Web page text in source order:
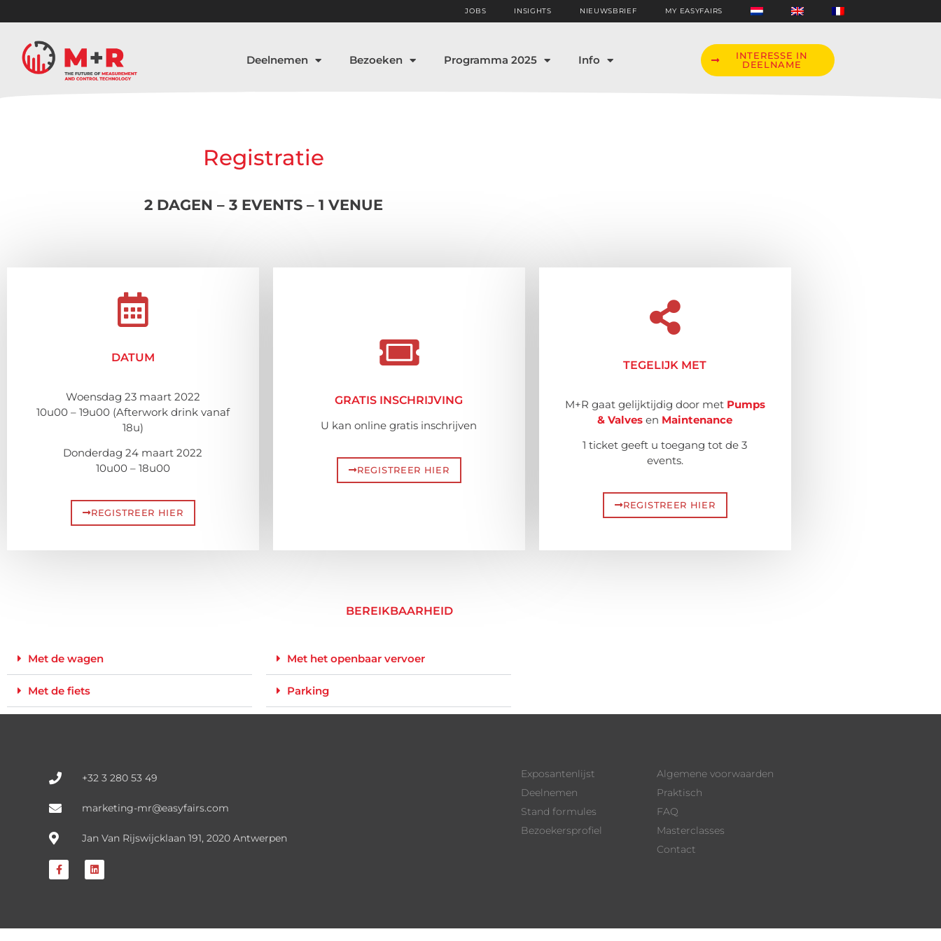
JOBS INSIGHTS NIEUWSBRIEF MY EASYFAIRS
Deelnemen Bezoeken Programma 2025 Info
INTERESSE IN
DEELNAME
Registratie
2 DAGEN – 3 EVENTS – 1 VENUE
DATUM
Woensdag 23 maart 2022
10u00 – 19u00 (Afterwork drink vanaf
18u)
Donderdag 24 maart 2022
10u00 – 18u00
REGISTREER HIER
GRATIS INSCHRIJVING
U kan online gratis inschrijven
REGISTREER HIER
TEGELIJK MET
M+R gaat gelijktijdig door met Pumps
& Valves en Maintenance
1 ticket geeft u toegang tot de 3
events.
REGISTREER HIER
BEREIKBAARHEID
Met de wagen
Met de fiets
Met het openbaar vervoer
Parking
+32 3 280 53 49
marketing-mr@easyfairs.com
Jan Van Rijswijcklaan 191, 2020 Antwerpen
Exposantenlijst
Deelnemen
Stand formules
Bezoekersprofiel
Algemene voorwaarden
Praktisch
FAQ
Masterclasses
Contact